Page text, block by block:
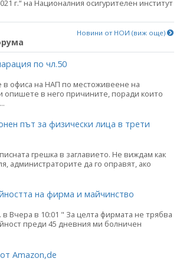
г.“ на Националния осигурителен институт
Новини от НОИ (виж още)
по чл.50
в офиса на НАП по местоживеене на
опишете в него причините, поради които
път за физически лица в трети
грешка в заглавието. Не виждам как
администраторите да го оправят, ако
на фирма и майчинство
в Вчера в 10:01 " За целта фирмата не трябва
преди 45 дневния ми болничен
Amazon,de